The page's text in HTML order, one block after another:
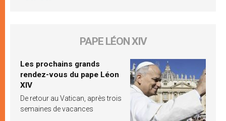
PAPE LÉON XIV
Les prochains grands
rendez-vous du pape Léon
XIV
De retour au Vatican, après trois
semaines de vacances